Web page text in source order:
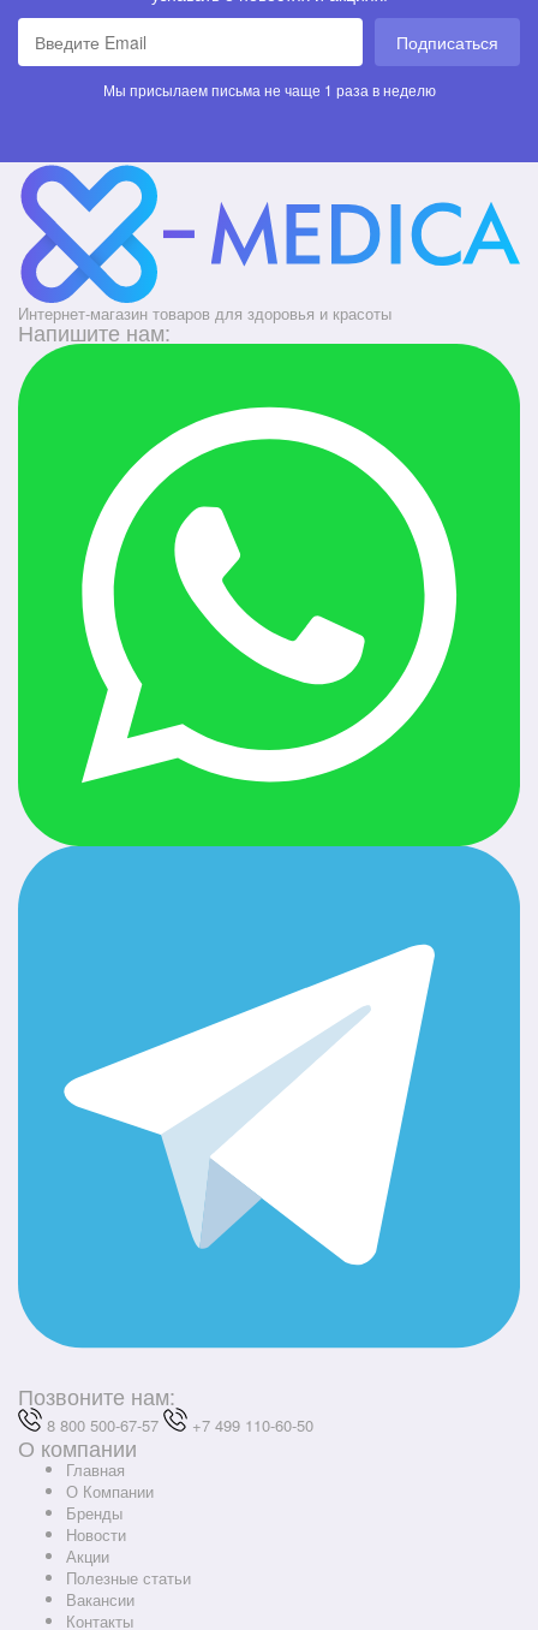
Подписаться
Мы присылаем письма не чаще 1 раза в неделю
Интернет-магазин товаров для здоровья и красоты
Напишите нам:
Позвоните нам:
8 800 500-67-57 +7 499 110-60-50
О компании
Главная
О Компании
Бренды
Новости
Акции
Полезные статьи
Вакансии
Контакты